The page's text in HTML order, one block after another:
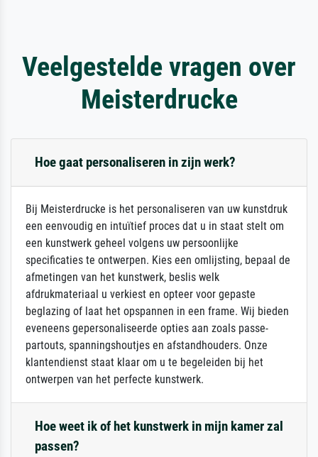
Veelgestelde vragen over
Meisterdrucke
Hoe gaat personaliseren in zijn werk?
Bij Meisterdrucke is het personaliseren van uw kunstdruk
een eenvoudig en intuïtief proces dat u in staat stelt om
een kunstwerk geheel volgens uw persoonlijke
specificaties te ontwerpen. Kies een omlijsting, bepaal de
afmetingen van het kunstwerk, beslis welk
afdrukmateriaal u verkiest en opteer voor gepaste
beglazing of laat het opspannen in een frame. Wij bieden
eveneens gepersonaliseerde opties aan zoals passe-
partouts, spanningshoutjes en afstandhouders. Onze
klantendienst staat klaar om u te begeleiden bij het
ontwerpen van het perfecte kunstwerk.
Hoe weet ik of het kunstwerk in mijn kamer zal
passen?